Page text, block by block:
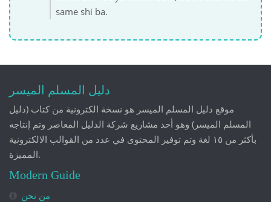
same shi ba.
دليل المسلم الميسر
موقع دليل المسلم الميسر هو نسخة الكترونية من كتاب (دليل
المسلم الميسر) وهو أحد مشاريع شركة الدليل المعاصر وتم إنتاجه
بأكثر من ١٥ لغة وتم توفير المحتوى في عدد من القوالب الالكترونية
المميزة.
Modern Guide
من نحن